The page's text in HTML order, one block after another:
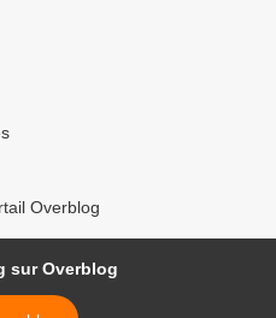
Overblog
sur Overblog